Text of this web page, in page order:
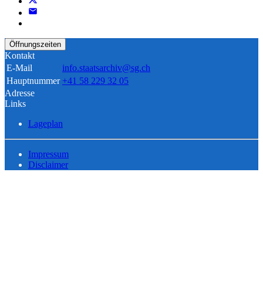
Öffnungszeiten
Kontakt
E-Mail
info.staatsarchiv@sg.ch
Hauptnummer +41 58 229 32 05
Adresse
Links
Lageplan
Impressum
Disclaimer